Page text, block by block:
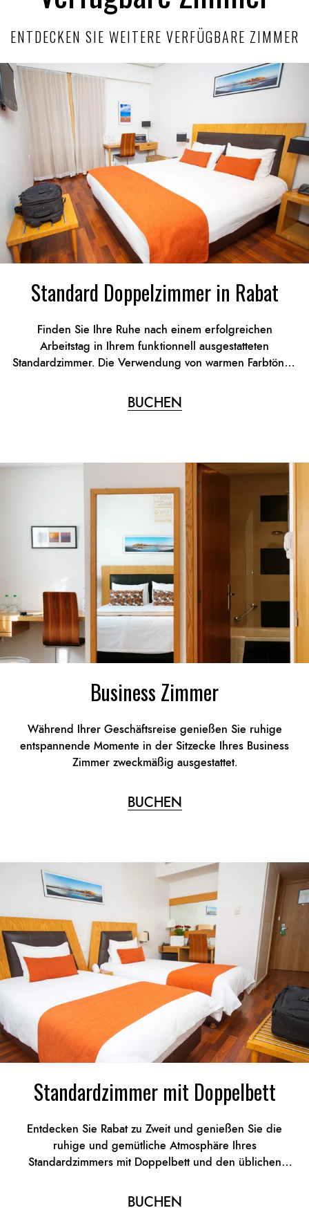
ENTDECKEN SIE WEITERE VERFÜGBARE ZIMMER
Standard Doppelzimmer in Rabat
Finden Sie Ihre Ruhe nach einem erfolgreichen
Arbeitstag in Ihrem funktionnell ausgestatteten
Standardzimmer. Die Verwendung von warmen Farbtönen
BUCHEN
Business Zimmer
Während Ihrer Geschäftsreise genießen Sie ruhige
entspannende Momente in der Sitzecke Ihres Business
Zimmer zweckmäßig ausgestattet.
BUCHEN
Standardzimmer mit Doppelbett
Entdecken Sie Rabat zu Zweit und genießen Sie die
ruhige und gemütliche Atmosphäre Ihres
Standardzimmers mit Doppelbett und den üblichen
BUCHEN